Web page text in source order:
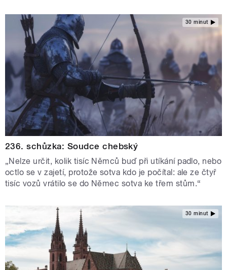
30 minut
236. schůzka: Soudce chebský
„Nelze určit, kolik tisíc Němců buď při utíkání padlo, nebo
octlo se v zajetí, protože sotva kdo je počítal: ale ze čtyř
tisíc vozů vrátilo se do Němec sotva ke třem stům.“
30 minut